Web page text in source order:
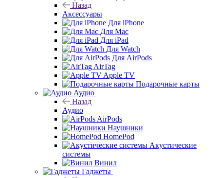
Назад
Аксессуары
Для iPhone
Для Mac
Для iPad
Для Watch
Для AirPods
AirTag
Apple TV
Подарочные карты
Аудио
Назад
Аудио
AirPods
Наушники
HomePod
Акустические
системы
Винил
Гаджеты